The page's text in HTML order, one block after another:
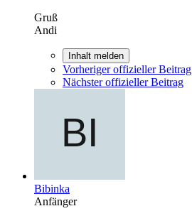
Gruß
Andi
Inhalt melden
Vorheriger offizieller Beitrag
Nächster offizieller Beitrag
Bibinka
Anfänger